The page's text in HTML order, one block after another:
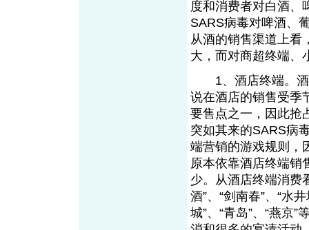
度和消费者对白酒、
SARS病毒对啤酒、
从酒的销售渠道上看
大，而对商超终端、
1、酒店终端。酒
说在酒店的销售受季
要售点之一，因此抢
突如其来的SARS病
端营销的游戏规则，
原本依靠酒店终端销
少。从酒店终端消费
酒”、“剑南春”、“水
城”、“青岛”、“燕京